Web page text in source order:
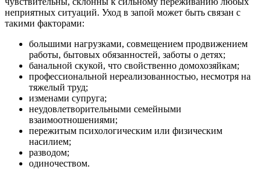
неприятных ситуаций. Уход в запой может быть связан с
такими факторами:
большими нагрузками, совмещением продвижением
работы, бытовых обязанностей, заботы о детях;
банальной скукой, что свойственно домохозяйкам;
профессиональной нереализованностью, несмотря на
тяжелый труд;
изменами супруга;
неудовлетворительными семейными
взаимоотношениями;
пережитым психологическим или физическим
насилием;
разводом;
одиночеством.